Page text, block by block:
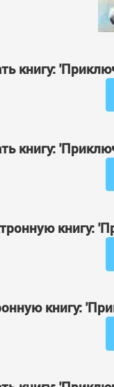
книгу:
книгу:
книгу:
книгу: